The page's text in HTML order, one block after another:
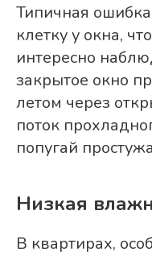
Типичная
клетку у окна,
интересно
закрытое окно
летом через
поток
попугай
Низкая
В квартирах,